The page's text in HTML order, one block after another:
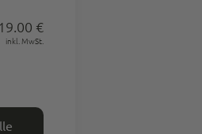
€Regulärer
inkl. MwSt.